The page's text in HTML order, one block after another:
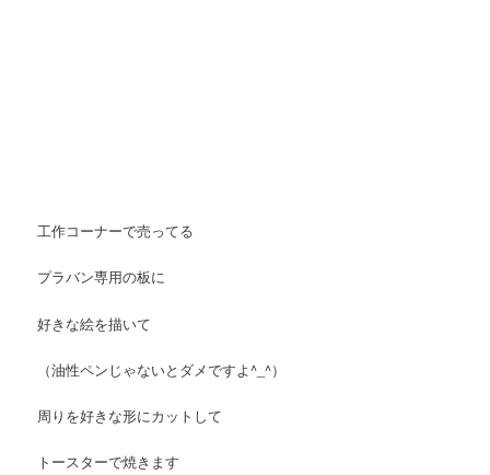
工作コーナーで売ってる
プラバン専用の板に
好きな絵を描いて
（油性ペンじゃないとダメですよ^_^）
周りを好きな形にカットして
トースターで焼きます